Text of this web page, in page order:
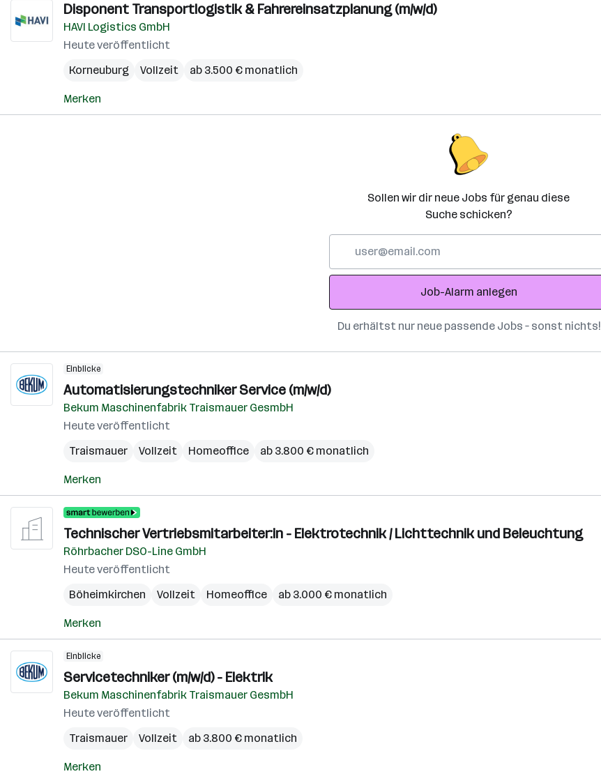
Disponent Transportlogistik & Fahrereinsatzplanung (m/w/d)
HAVI Logistics GmbH
Heute veröffentlicht
Korneuburg
Vollzeit ab 3.500 € monatlich
Merken
Sollen wir dir neue Jobs für genau diese
Suche schicken?
Adresse
Job-Alarm anlegen
Du erhältst nur neue passende Jobs – sonst nichts!
Einblicke
Automatisierungstechniker Service (m/w/d)
Bekum Maschinenfabrik Traismauer GesmbH
Heute veröffentlicht
Traismauer
Vollzeit Homeoffice ab 3.800 € monatlich
Merken
Technischer Vertriebsmitarbeiter:in - Elektrotechnik / Lichttechnik und Beleuchtung
Röhrbacher DSO-Line GmbH
Heute veröffentlicht
Böheimkirchen
Vollzeit Homeoffice ab 3.000 € monatlich
Merken
Einblicke
Servicetechniker (m/w/d) - Elektrik
Bekum Maschinenfabrik Traismauer GesmbH
Heute veröffentlicht
Traismauer
Vollzeit ab 3.800 € monatlich
Merken